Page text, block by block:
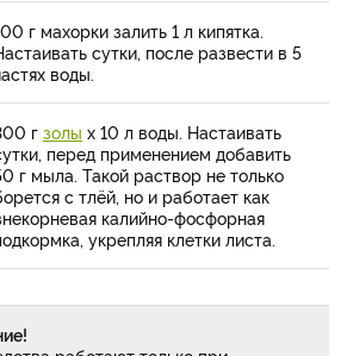
г махорки залить 1 л кипятка.
сутки, после развести в 5
воды.
г золы х 10 л воды. Настаивать
перед применением добавить
г мыла. Такой раствор не только
с тлёй, но и работает как
калийно-фосфорная
укрепляя клетки листа.